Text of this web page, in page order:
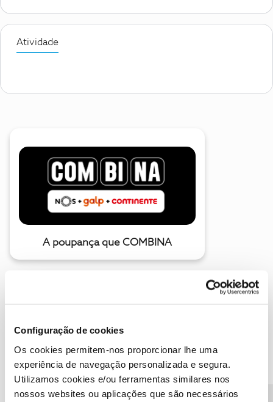
Configuração de cookies
Os cookies permitem-nos proporcionar lhe uma
experiência de navegação personalizada e segura.
Utilizamos cookies e/ou ferramentas similares nos
nossos websites ou aplicações que são necessários
Atividade
A poupança que COMBINA
Descubra as novidades de julho